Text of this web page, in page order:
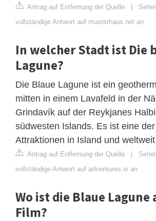
Antrag auf Entfernung der Quelle |
vollständige Antwort auf musterhaus.net an
In welcher Stadt ist Die
Lagune?
Die Blaue Lagune ist ein
mitten in einem Lavafeld in der
Grindavík auf der Reykjanes
südwesten Islands. Es ist eine
Attraktionen in Island und
Antrag auf Entfernung der Quelle |
vollständige Antwort auf adventures.is an
Wo ist die Blaue Lagune
Film?